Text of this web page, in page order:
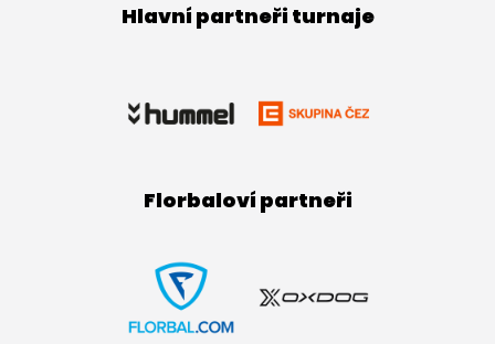
Hlavní partneři turnaje
Florbaloví partneři